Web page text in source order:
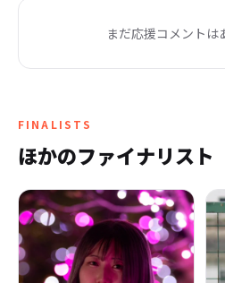
まだ応援コメントは
FINALISTS
ほかのファイナリスト